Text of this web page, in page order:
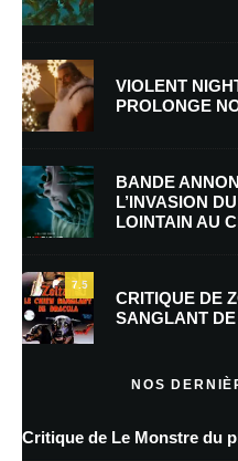
Nom*
E-mail
Enregistrer mon nom, mon e-
mon prochain commentaire.
Prévenez-moi de tous les
Prévenez-moi de tous les nouveaux
VIOLENT
PROLONGE
BANDE
L’INVASION
LOINTAIN AU
7.5
CRITIQUE DE
SANGLANT
NOS
Critique de Le Monstre du